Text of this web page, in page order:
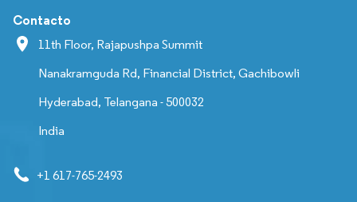
Contacto
11th Floor, Rajapushpa Summit
Nanakramguda Rd, Financial District, Gachibowli
Hyderabad, Telangana - 500032
India
+1 617-765-2493